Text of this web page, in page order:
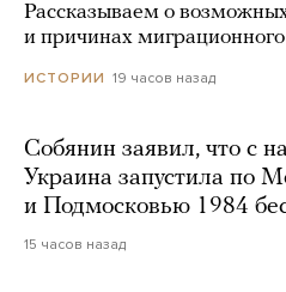
Рассказываем о
и причинах
ИСТОРИИ 19 часов назад
Собянин заявил, что с
Украина запустила по
и Подмосковью 1984
15 часов назад